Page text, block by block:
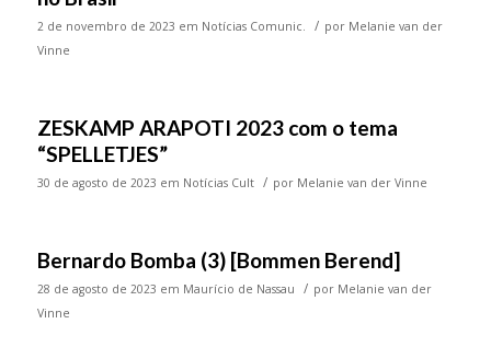
2 de novembro de 2023 em Notícias Comunic. / por Melanie van der
Vinne
ZESKAMP ARAPOTI 2023 com o tema
“SPELLETJES”
30 de agosto de 2023 em Notícias Cult / por Melanie van der Vinne
Bernardo Bomba (3) [Bommen Berend]
28 de agosto de 2023 em Maurício de Nassau / por Melanie van der
Vinne